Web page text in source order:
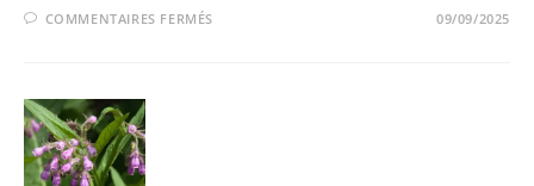
COMMENTAIRES FERMÉS 09/09/2025